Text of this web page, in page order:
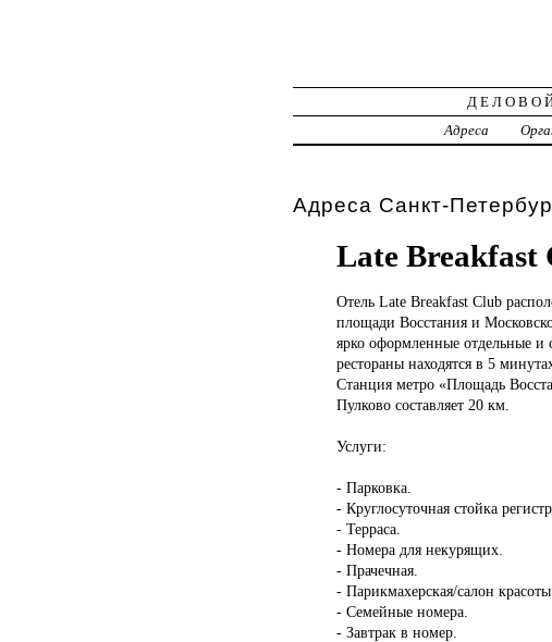
Адреса
Адреса Санкт-
Late Breakfast
Отель Late Breakfast Club
площади Восстания и
ярко оформленные отдельные
рестораны находятся в 5
Станция метро «Площадь
Пулково составляет 20 км.
Услуги:
- Парковка.
- Круглосуточная стойка
- Терраса.
- Номера для некурящих.
- Прачечная.
- Парикмахерская/салон красоты.
- Семейные номера.
- Завтрак в номер.